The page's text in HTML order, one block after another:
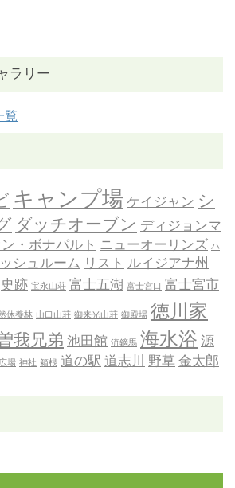
ラリー
覧
キャンプ場 ケイジャン シ
ダッチオーブン ディジョンマ
・ボナパルト ニューオーリンズ ハ
シュルーム リスト ルイジアナ州
史跡 宝永山荘 富士五湖 富士宮口 富士宮市
休養林 山口山荘 御来光山荘 御殿場 徳川家
我兄弟 池田館 流鏑馬 海水浴 源
場 神社 箱根 道の駅 道志川 野草 金太郎